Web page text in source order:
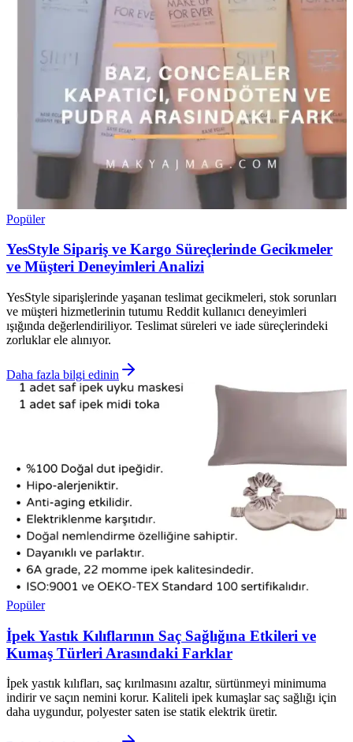
Popüler
YesStyle Sipariş ve Kargo Süreçlerinde Gecikmeler
ve Müşteri Deneyimleri Analizi
YesStyle siparişlerinde yaşanan teslimat gecikmeleri, stok sorunları
ve müşteri hizmetlerinin tutumu Reddit kullanıcı deneyimleri
ışığında değerlendiriliyor. Teslimat süreleri ve iade süreçlerindeki
zorluklar ele alınıyor.
Daha fazla bilgi edinin
Popüler
İpek Yastık Kılıflarının Saç Sağlığına Etkileri ve
Kumaş Türleri Arasındaki Farklar
İpek yastık kılıfları, saç kırılmasını azaltır, sürtünmeyi minimuma
indirir ve saçın nemini korur. Kaliteli ipek kumaşlar saç sağlığı için
daha uygundur, polyester saten ise statik elektrik üretir.